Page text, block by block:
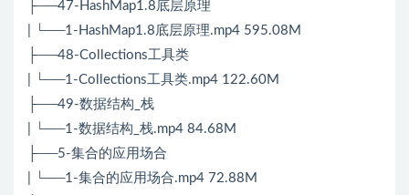
├──47-HashMap1.8底层原理
| └──1-HashMap1.8底层原理.mp4 595.08M
├──48-Collections工具类
| └──1-Collections工具类.mp4 122.60M
├──49-数据结构_栈
| └──1-数据结构_栈.mp4 84.68M
├──5-集合的应用场合
| └──1-集合的应用场合.mp4 72.88M